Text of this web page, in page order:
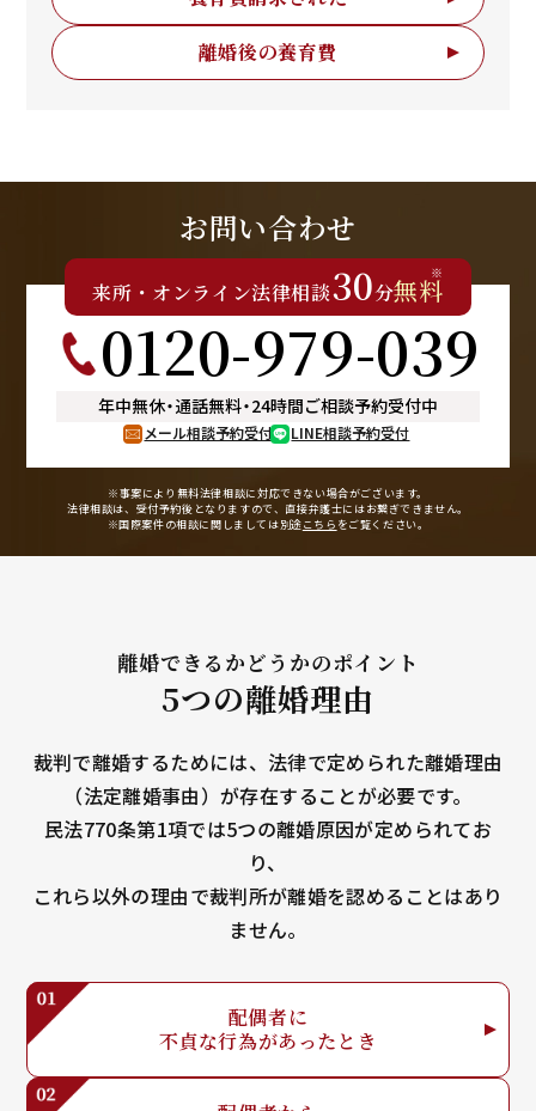
離婚後の養育費
お問い合わせ
来所 ・ オンライン法律相談30分無料
※
0120-979-039
年中無休・通話無料・24時間ご相談予約受付中
メール相談予約受付 LINE相談予約受付
※事案により無料法律相談に対応できない場合がございます。
法律相談は、受付予約後となりますので、 直接弁護士にはお繋ぎできません。
※国際案件の相談に関しましては別途こちら をご覧ください。
離婚できるかどうかのポイント
5つの離婚理由
裁判で離婚するためには、法律で定められた離婚理由
（法定離婚事由）が存在することが必要です。
民法770条第1項では5つの離婚原因が定められてお
り、
これら以外の理由で裁判所が離婚を認めることはあり
ません。
配偶者に
不貞な行為があったとき